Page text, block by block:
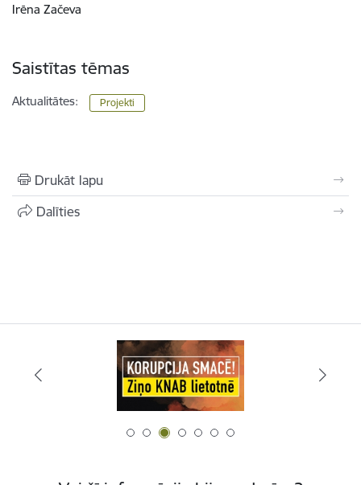
Irēna Začeva
Saistītas tēmas
Aktualitātes: Projekti
Drukāt lapu
Dalīties